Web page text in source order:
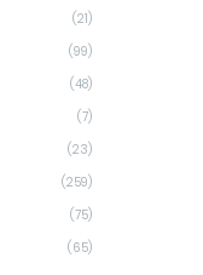
(21)
(99)
(48)
(7)
(23)
(259)
(75)
(65)